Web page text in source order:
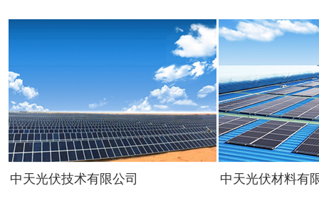
中天光伏技术有限公司 中天光伏材料有